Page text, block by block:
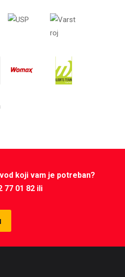
koji vam je potreban?
77 01 82 ili